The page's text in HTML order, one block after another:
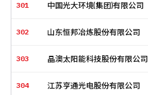
301 中国光大环境(集团)有限公司
302 山东恒邦冶炼股份有限公司
303 晶澳太阳能科技股份有限公司
304 江苏亨通光电股份有限公司